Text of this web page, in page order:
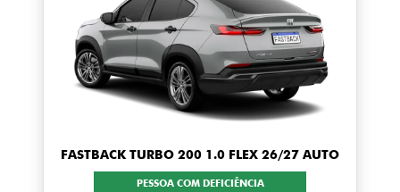
FASTBACK TURBO 200 1.0 FLEX 26/27 AUTO
PESSOA COM DEFICIÊNCIA